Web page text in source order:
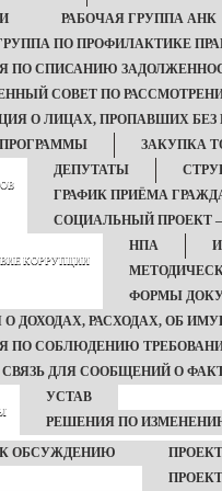
РАБОЧАЯ ГРУППА АНК
ПО ПРОФИЛАКТИКЕ
ПО СПИСАНИЮ
СОВЕТ ПО
О ЛИЦАХ, ПРОПАВШИХ БЕЗ
ЗАКУПКА
ДЕПУТАТЫ
ГРАФИК ПРИЁМА
СОЦИАЛЬНЫЙ ПРОЕКТ
КОРРУПЦИИ
НПА
ФОРМЫ
О ДОХОДАХ, РАСХОДАХ, ОБ
ПО СОБЛЮДЕНИЮ
СВЯЗЬ ДЛЯ СООБЩЕНИЙ О
УСТАВ
РЕШЕНИЯ ПО
ОБСУЖДЕНИЮ